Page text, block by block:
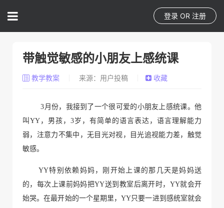
登录 OR 注册
带触觉敏感的小朋友上感统课
教学教案 来源：用户投稿 收藏
3月份，我接到了一个很可爱的小朋友上感统课。他
叫YY，男孩，3岁，有简单的语言表达，语言理解能力
弱，注意力不集中，无目光对视，目光追视能力差，触觉
敏感。
YY特别依赖妈妈，刚开始上课的那几天是妈妈送
的，每次上课前妈妈把YY送到教室后离开时，YY就会开
始哭。在最开始的一个星期里，YY只要一进到感统室就会